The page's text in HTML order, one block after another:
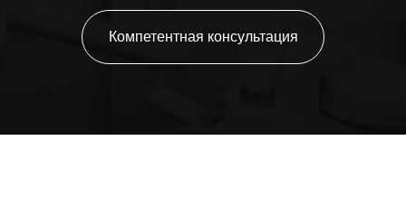
Компетентная консультация